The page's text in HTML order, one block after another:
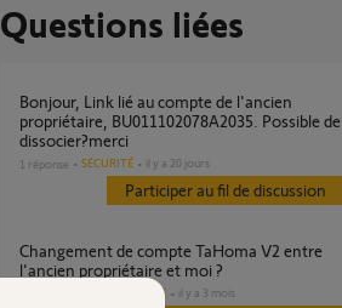
Questions liées
Bonjour, Link lié au compte de l'ancien
propriétaire, BU011102078A2035. Possible de
dissocier?merci
1 réponse SÉCURITÉ il y a 20 jours
Participer au fil de discussion
Changement de compte TaHoma V2 entre
l'ancien propriétaire et moi ?
DOMOTIQUE il y a 3 mois